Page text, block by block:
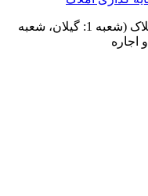
کاسپی لند برند معتبر سرمایه گذاری املاک (شعبه 1: گیلان، شعبه